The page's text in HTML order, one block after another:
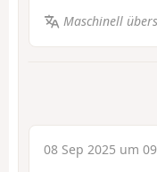
Maschinell
08 Sep 2025 um